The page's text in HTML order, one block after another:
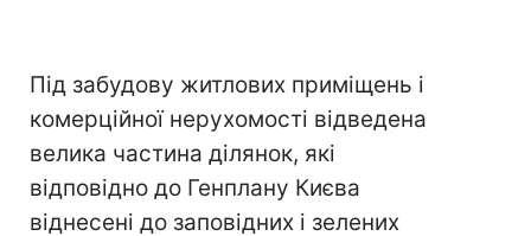
Під забудову житлових приміщень і
комерційної нерухомості відведена
велика частина ділянок, які
відповідно до Генплану Києва
віднесені до заповідних і зелених